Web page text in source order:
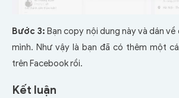
Bước 3: Bạn copy nội dung này và dán
mình. Như vậy là bạn đã có thêm một
trên Facebook rồi.
Kết luận